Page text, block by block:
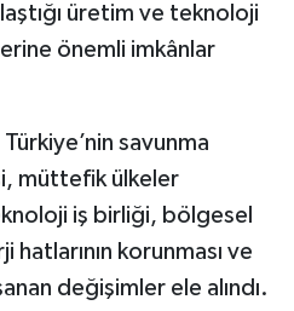
üretim ve teknoloji
önemli imkânlar
savunma
müttefik ülkeler
iş birliği, bölgesel
hatlarının korunması ve
değişimler ele alındı.